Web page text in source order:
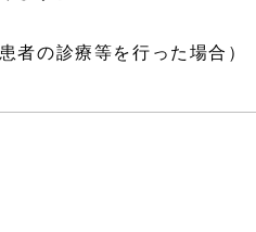
者の診療等を行った場合）